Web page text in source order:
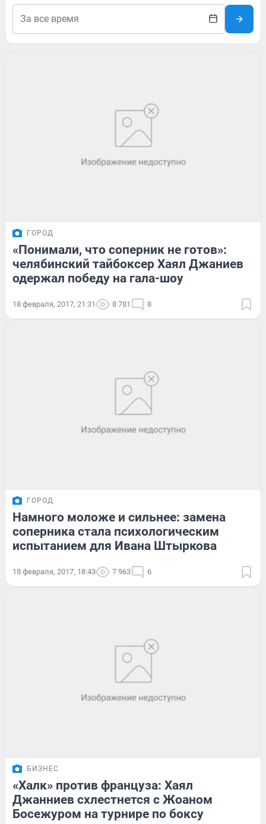
ГОРОД
«Понимали, что соперник не готов»:
челябинский тайбоксер Хаял Джаниев
одержал победу на гала-шоу
18 февраля, 2017, 21:31 8 781 8
ГОРОД
Намного моложе и сильнее: замена
соперника стала психологическим
испытанием для Ивана Штыркова
18 февраля, 2017, 18:43 7 963 6
БИЗНЕС
«Халк» против француза: Хаял
Джанниев схлестнется с Жоаном
Босежуром на турнире по боксу